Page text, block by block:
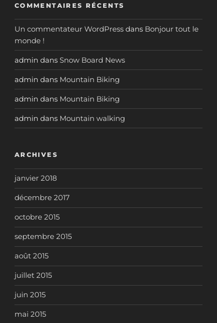
COMMENTAIRES RÉCENTS
Un commentateur WordPress dans Bonjour tout le
monde !
admin dans Snow Board News
admin dans Mountain Biking
admin dans Mountain Biking
admin dans Mountain walking
ARCHIVES
janvier 2018
décembre 2017
octobre 2015
septembre 2015
août 2015
juillet 2015
juin 2015
mai 2015